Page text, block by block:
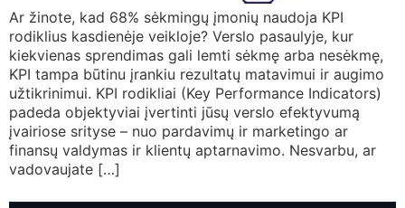
Ar žinote, kad 68% sėkmingų įmonių naudoja KPI
rodiklius kasdienėje veikloje? Verslo pasaulyje, kur
kiekvienas sprendimas gali lemti sėkmę arba nesėkmę,
KPI tampa būtinu įrankiu rezultatų matavimui ir augimo
užtikrinimui. KPI rodikliai (Key Performance Indicators)
padeda objektyviai įvertinti jūsų verslo efektyvumą
įvairiose srityse – nuo pardavimų ir marketingo ar
finansų valdymas ir klientų aptarnavimo. Nesvarbu, ar
vadovaujate […]